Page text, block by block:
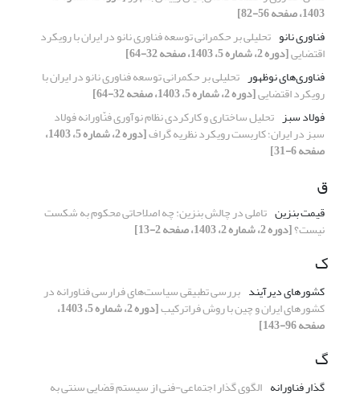
1403، صفحه 56-82]
فناوری نانو تحلیلی بر حکمرانی توسعه فناوری نانو در ایران با رویکرد
اقتضایی[دوره 2، شماره 5، 1403، صفحه 32-64]
فناوری‌های نوظهور تحلیلی بر حکمرانی توسعه فناوری نانو در ایران با
رویکرد اقتضایی[دوره 2، شماره 5، 1403، صفحه 32-64]
فولاد سبز تحلیل ساختاری و کارکردی نظام نوآوری فنّاورانه فولاد
سبز در ایران؛ کاربست رویکرد نظریه گراف [دوره 2، شماره 5، 1403،
صفحه 6-31]
ق
قیمت بنزین تاملی در چالش بنزین: چه اصلاحاتی محکوم به شکست
نیست؟[دوره 2، شماره 2، 1403، صفحه 2-13]
ک
کشورهای دیرآیند بررسی تطبیقی سیاست‌های فرارسی فناورانه در
کشورهای ایران و چین با روش فراترکیب [دوره 2، شماره 5، 1403،
صفحه 96-143]
گ
گذار فناورانه الگوی گذار اجتماعی-فنی از سیستم قضایی سنتی به